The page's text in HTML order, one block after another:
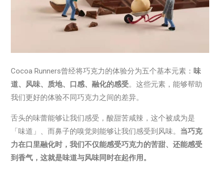
Cocoa Runners曾经将巧克力的体验分为五个基本元素：味
道、风味、质地、口感、融化的感受。这些元素，能够帮助
我们更好的体验不同巧克力之间的差异。
舌头的味蕾能够让我们感受，酸甜苦咸辣，这个被成为是
「味道」、而鼻子的嗅觉则能够让我们感受到风味。 当巧克
力在口里融化时，我们不仅能感受巧克力的苦甜、还能感受
到香气，这就是味道与风味同时在起作用。